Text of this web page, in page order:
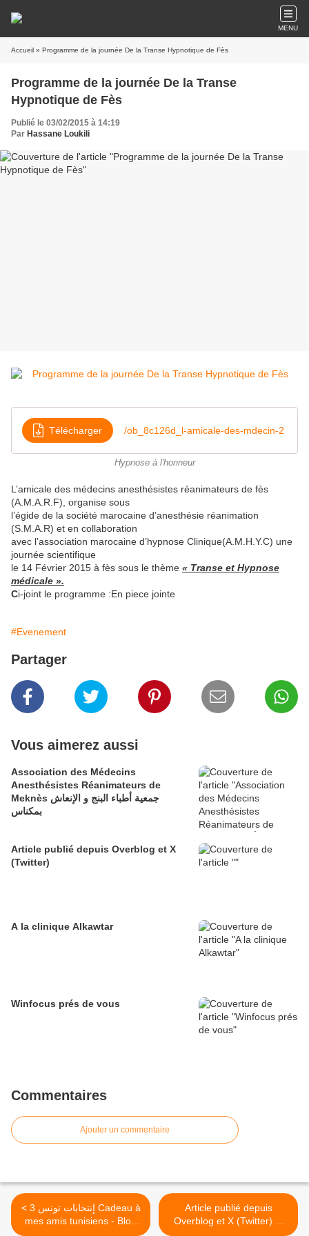
MENU
Accueil » Programme de la journée De la Transe Hypnotique de Fès
Programme de la journée De la Transe
Hypnotique de Fès
Publié le 03/02/2015 à 14:19
Par Hassane Loukili
Télécharger /ob_8c126d_l-amicale-des-mdecin-2
Hypnose à l'honneur
L’amicale des médecins anesthésistes réanimateurs de fès
(A.M.A.R.F), organise sous
l’égide de la société marocaine d’anesthésie réanimation
(S.M.A.R) et en collaboration
avec l’association marocaine d’hypnose Clinique(A.M.H.Y.C) une
journée scientifique
le 14 Février 2015 à fès sous le thème « Transe et Hypnose
médicale ».
Ci-joint le programme :En piece jointe
#Evenement
Partager
Vous aimerez aussi
Association des Médecins
Anesthésistes Réanimateurs de
Meknès جمعية أطباء البنج و الإنعاش
بمكناس
Article publié depuis Overblog et X
(Twitter)
A la clinique Alkawtar
Winfocus prés de vous
Commentaires
Ajouter un commentaire
< إنتخابات تونس 3 Cadeau à
mes amis tunisiens - Blog
Article publié depuis
Overblog et X (Twitter) et